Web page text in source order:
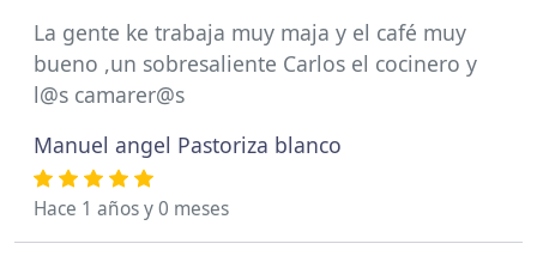
La gente ke trabaja muy maja y el café muy
bueno ,un sobresaliente Carlos el cocinero y
l@s camarer@s
Manuel angel Pastoriza blanco
Hace 1 años y 0 meses